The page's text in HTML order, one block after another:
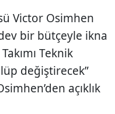
Victor Osimhen
bir bütçeyle ikna
Teknik
değiştirecek”
açıklık